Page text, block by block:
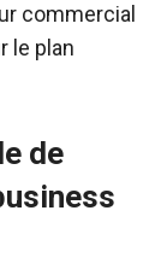
commercial
le plan
de